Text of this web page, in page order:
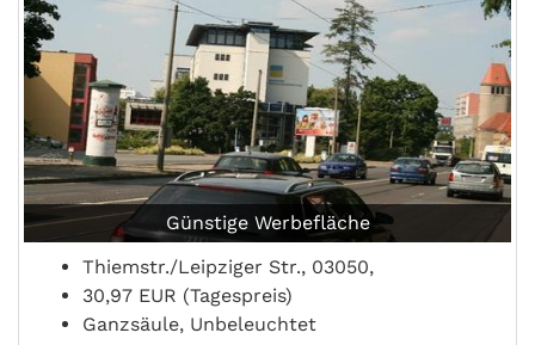
Günstige Werbefläche
Thiemstr./Leipziger Str., 03050,
30,97 EUR (Tagespreis)
Ganzsäule, Unbeleuchtet